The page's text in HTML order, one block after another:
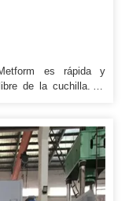
es rápida y
de la cuchilla. El
Metform también
que garantiza la